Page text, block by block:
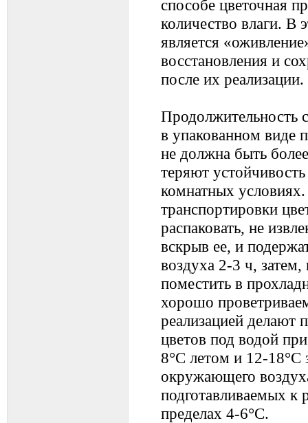
способе цветочная
количество влаги. В
является
восстановления и
после их реализации.
Продолжительность
в упакованном виде
не должна быть
теряют
комнатных
транспортировки
распаковать, не
вскрыв ее, и
воздуха 2-3 ч,
поместить в
хорошо
реализацией делают
цветов под водой
8°С летом и 12-18°С
окружающего
подготавливаемых к
пределах 4-6°С.